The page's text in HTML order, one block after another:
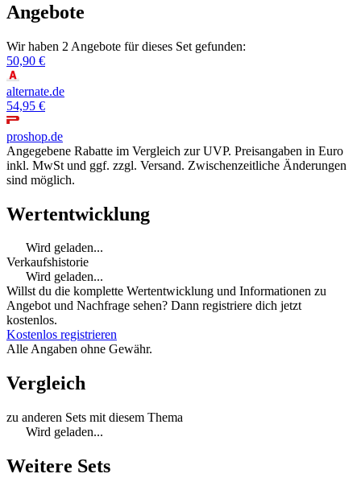
Angebote
Wir haben 2 Angebote für dieses Set gefunden:
50,90 €
alternate.de
54,95 €
proshop.de
Angegebene Rabatte im Vergleich zur UVP. Preisangaben in Euro
inkl. MwSt und ggf. zzgl. Versand. Zwischenzeitliche Änderungen
sind möglich.
Wertentwicklung
Wird geladen...
Verkaufshistorie
Wird geladen...
Willst du die komplette Wertentwicklung und Informationen zu
Angebot und Nachfrage sehen? Dann registriere dich jetzt
kostenlos.
Kostenlos registrieren
Alle Angaben ohne Gewähr.
Vergleich
zu anderen Sets mit diesem Thema
Wird geladen...
Weitere Sets